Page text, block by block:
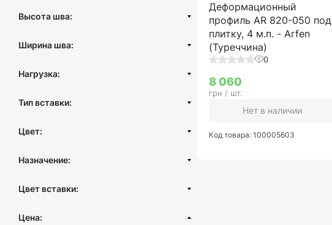
Высота шва:
14-16 мм
Ширина шва:
50 мм
8 мм
Нагрузка:
5-10 т
Тип вставки:
Цвет:
Серый
Назначение:
Паркинг
Цвет вставки:
Цена:
Деформационный
профиль AR 820-050 под
плитку, 4 м.п. - Arfen
(Туреччина)
0
8 060
грн / шт.
Нет в наличии
Код товара: 100005603